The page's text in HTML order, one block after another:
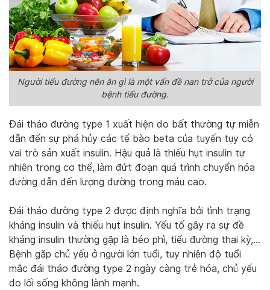
Người tiểu đường nên ăn gì là một vấn đề nan trở của người
bệnh tiểu đường.
Đái tháo đường type 1 xuất hiện do bất thường tự miễn
dẫn đến sự phá hủy các tế bào beta của tuyến tụy có
vai trò sản xuất insulin. Hậu quả là thiếu hụt insulin tự
nhiên trong cơ thể, làm đứt đoạn quá trình chuyển hóa
đường dẫn đến lượng đường trong máu cao.
Đái tháo đường type 2 được định nghĩa bởi tình trạng
kháng insulin và thiếu hụt insulin. Yếu tố gây ra sự đề
kháng insulin thường gặp là béo phì, tiểu đường thai kỳ,…
Bệnh gặp chủ yếu ở người lớn tuổi, tuy nhiên độ tuổi
mắc đái tháo đường type 2 ngày càng trẻ hóa, chủ yếu
do lối sống không lành mạnh.